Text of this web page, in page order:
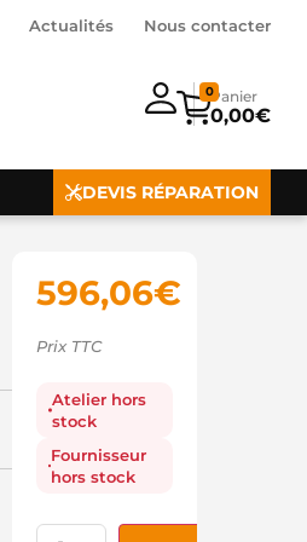
Actualités Nous contacter
0,00€
0
DEVIS RÉPARATION
596,06€
Prix TTC
Atelier hors
stock
Fournisseur
hors stock